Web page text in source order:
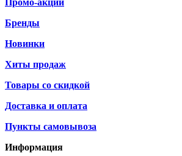
Промо-акции
Бренды
Новинки
Хиты продаж
Товары со скидкой
Доставка и оплата
Пункты самовывоза
Информация